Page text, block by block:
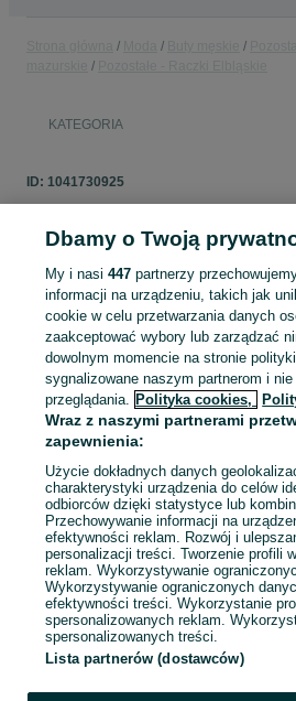
KATEGORIA
ID: 1041730925
Zaloguj się lub załóż konto na
sprzedającym
Zaloguj się / Załóż konto
Dbamy o Twoją
My i nasi447 partnerzy
informacji na urządzeniu, takich jak
cookie w celu przetwarzania danych
zaakceptować wybory lub zarządzać
dowolnym momencie na stronie
sygnalizowane naszym partnerom i nie
przeglądania. Polityka cookies,
Wraz z naszymi partnerami
zapewnienia:
Użycie dokładnych danych
charakterystyki urządzenia do celów
odbiorców dzięki statystyce lub
Przechowywanie informacji na
efektywności reklam. Rozwój i
personalizacji treści. Tworzenie profili
reklam. Wykorzystywanie
Wykorzystywanie ograniczonych
efektywności treści. Wykorzystanie
spersonalizowanych reklam.
spersonalizowanych treści.
Lista partnerów (dostawców)